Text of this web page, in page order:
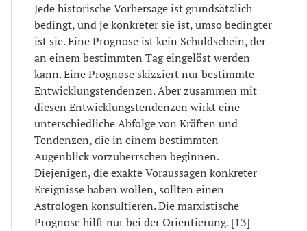
Jede historische Vorhersage ist grundsätzlich
bedingt, und je konkreter sie ist, umso bedingter
ist sie. Eine Prognose ist kein Schuldschein, der
an einem bestimmten Tag eingelöst werden
kann. Eine Prognose skizziert nur bestimmte
Entwicklungstendenzen. Aber zusammen mit
diesen Entwicklungstendenzen wirkt eine
unterschiedliche Abfolge von Kräften und
Tendenzen, die in einem bestimmten
Augenblick vorzuherrschen beginnen.
Diejenigen, die exakte Voraussagen konkreter
Ereignisse haben wollen, sollten einen
Astrologen konsultieren. Die marxistische
Prognose hilft nur bei der Orientierung. [13]